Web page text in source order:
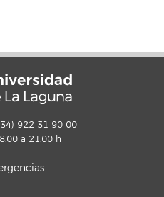
922 31 90 00
a 21:00 h